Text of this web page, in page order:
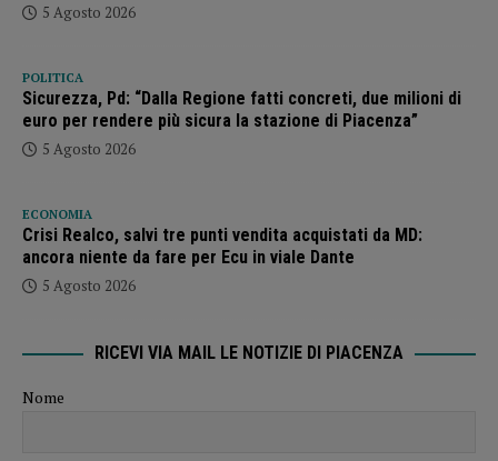
5 Agosto 2026
POLITICA
Sicurezza, Pd: “Dalla Regione fatti concreti, due milioni di
euro per rendere più sicura la stazione di Piacenza”
5 Agosto 2026
ECONOMIA
Crisi Realco, salvi tre punti vendita acquistati da MD:
ancora niente da fare per Ecu in viale Dante
5 Agosto 2026
RICEVI VIA MAIL LE NOTIZIE DI PIACENZA
Nome